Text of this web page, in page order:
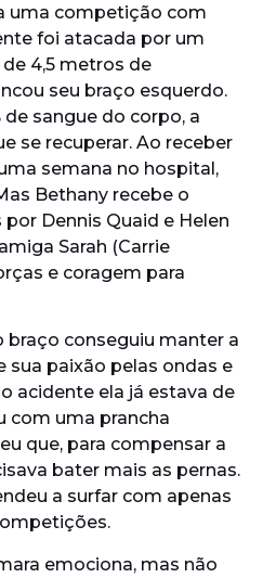
uma competição com
foi atacada por um
4,5 metros de
seu braço esquerdo.
sangue do corpo, a
se recuperar. Ao receber
semana no hospital,
Bethany recebe o
Dennis Quaid e Helen
Sarah (Carrie
e coragem para
braço conseguiu manter a
sua paixão pelas ondas e
acidente ela já estava de
com uma prancha
que, para compensar a
bater mais as pernas.
a surfar com apenas
emociona, mas não